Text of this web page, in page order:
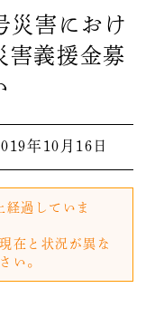
災害におけ
害義援金募
年10月16日
経過していま
在と状況が異な
い。